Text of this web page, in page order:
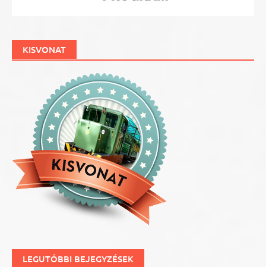
KISVONAT
LEGUTÓBBI BEJEGYZÉSEK